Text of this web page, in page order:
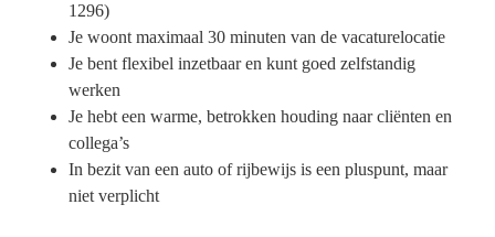
1296)
Je woont maximaal 30 minuten van de vacaturelocatie
Je bent flexibel inzetbaar en kunt goed zelfstandig
werken
Je hebt een warme, betrokken houding naar cliënten en
collega’s
In bezit van een auto of rijbewijs is een pluspunt, maar
niet verplicht